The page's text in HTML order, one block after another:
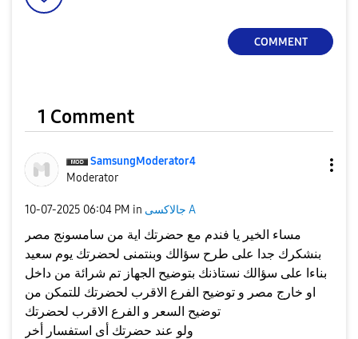
COMMENT
1 Comment
SamsungModerator4
Moderator
‎10-07-2025 06:04 PM in جالاكسى A
مساء الخير يا فندم مع حضرتك اية من سامسونج مصر
بنشكرك جدا على طرح سؤالك وبنتمنى لحضرتك يوم سعيد
بناءا على سؤالك نستاذنك بتوضيح الجهاز تم شرائة من داخل
او خارج مصر و توضيح الفرع الاقرب لحضرتك للتمكن من
توضيح السعر و الفرع الاقرب لحضرتك
ولو عند حضرتك أى استفسار أخر